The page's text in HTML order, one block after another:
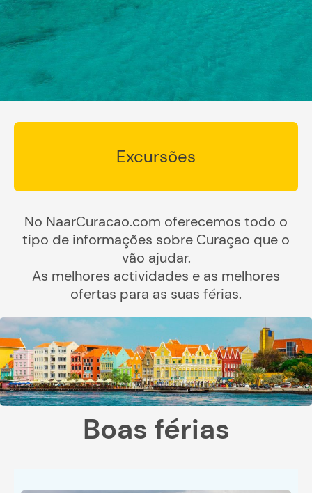
Excursões
No NaarCuracao.com oferecemos todo o
tipo de informações sobre Curaçao que o
vão ajudar.
As melhores actividades e as melhores
ofertas para as suas férias.
Boas férias